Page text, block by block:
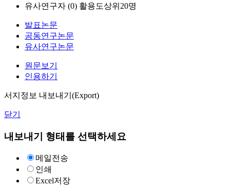
유사연구자 (0) 활용도상위20명
발표논문
공동연구논문
유사연구논문
원문보기
인용하기
서지정보 내보내기(Export)
닫기
내보내기 형태를 선택하세요
메일전송
인쇄
Excel저장